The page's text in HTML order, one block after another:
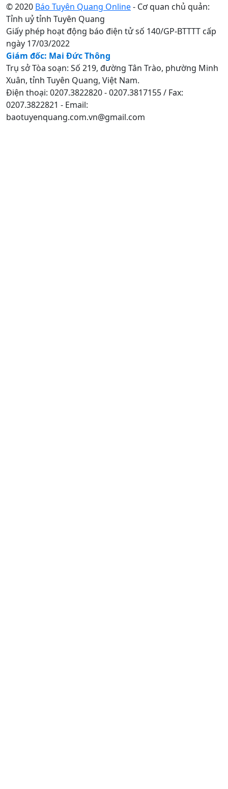
© 2020 Báo Tuyên Quang Online- Cơ quan chủ quản:
Tỉnh uỷ tỉnh Tuyên Quang
Giấy phép hoạt động báo điện tử số 140/GP-BTTTT cấp
ngày 17/03/2022
Giám đốc: Mai Đức Thông
Trụ sở Tòa soạn: Số 219, đường Tân Trào, phường Minh
Xuân, tỉnh Tuyên Quang, Việt Nam.
Điện thoại: 0207.3822820 - 0207.3817155 / Fax:
0207.3822821 - Email:
baotuyenquang.com.vn@gmail.com